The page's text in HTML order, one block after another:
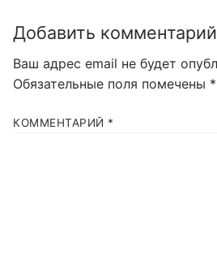
Добавить комментарий
Ваш адрес email не будет
Обязательные поля помечены *
КОММЕНТАРИЙ *